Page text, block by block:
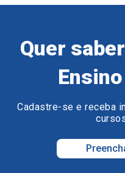
Quer
Cadastre-se e receba